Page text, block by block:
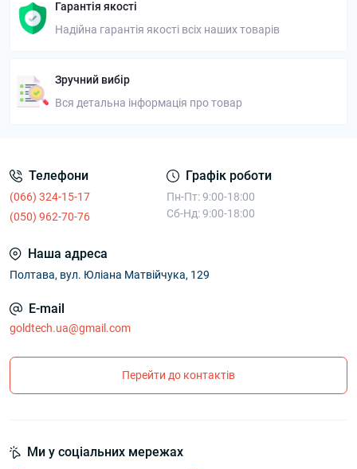
Гарантія якості
Надійна гарантія якості всіх наших товарів
Зручний вибір
Вся детальна інформація про товар
Телефони
(066) 324-15-17
(050) 962-70-76
Графік роботи
Пн-Пт: 9:00-18:00
Сб-Нд: 9:00-18:00
Наша адреса
Полтава, вул. Юліана Матвійчука, 129
E-mail
goldtech.ua@gmail.com
Перейти до контактів
Ми у соціальних мережах